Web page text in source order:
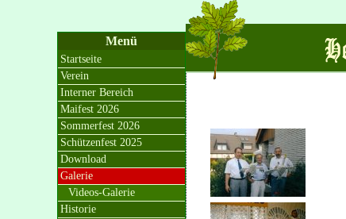
Menü
Startseite
Verein
Interner Bereich
Maifest 2026
Sommerfest 2026
Schützenfest 2025
Download
Galerie
Videos-Galerie
Historie